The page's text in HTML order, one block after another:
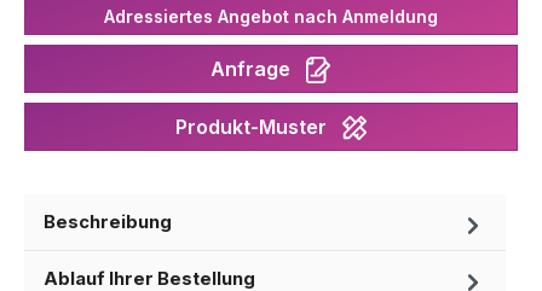
Adressiertes Angebot nach Anmeldung
Anfrage
Produkt-Muster
Beschreibung
Ablauf Ihrer Bestellung